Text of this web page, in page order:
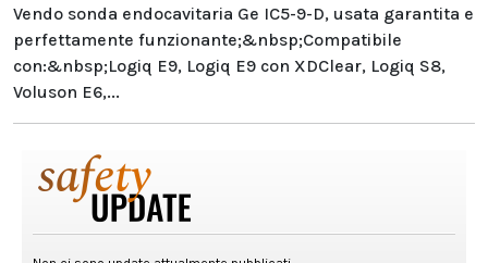
Vendo sonda endocavitaria Ge IC5-9-D, usata garantita e
perfettamente funzionante;&nbsp;Compatibile
con:&nbsp;Logiq E9, Logiq E9 con XDClear, Logiq S8,
Voluson E6,...